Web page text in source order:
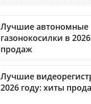
Лучшие автономные
газонокосилки в
продаж
Лучшие
2026 году: хиты